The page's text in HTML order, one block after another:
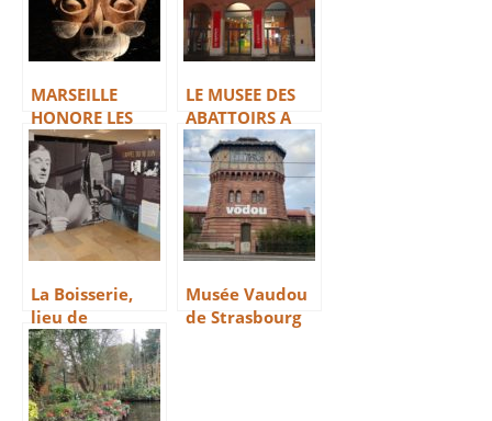
MARSEILLE
HONORE LES
ARTS AFRICAINS
LE MUSEE DES
ABATTOIRS A
TOULOUSE
La Boisserie,
lieu de
ressourcement
du Général de
Gaulle
Musée Vaudou
de Strasbourg